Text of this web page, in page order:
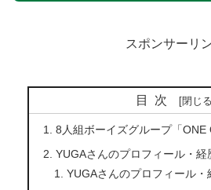
スポンサーリ
目次
8人組ボーイズグループ「ONE
YUGAさんのプロフィール・経
YUGAさんのプロフィール・